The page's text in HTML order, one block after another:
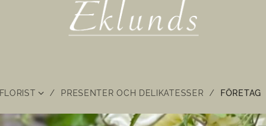
FLORIST PRESENTER OCH DELIKATESSER FÖRETAG